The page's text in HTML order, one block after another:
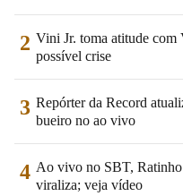
2 Vini Jr. toma atitude com
possível crise
3 Repórter da Record
bueiro no ao vivo
4 Ao vivo no SBT, Ratinho
viraliza; veja vídeo